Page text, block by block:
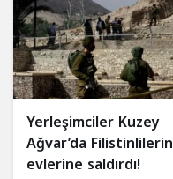
Yerleşimciler Kuzey
Ağvar’da Filistinlilerin
evlerine saldırdı!